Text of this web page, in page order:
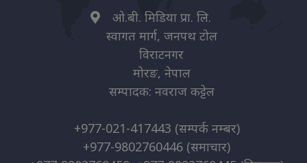
ओ.बी. मिडिया प्रा. लि.
स्वागत मार्ग, जनपथ टोल
विराटनगर
मोरङ, नेपाल
सम्पादक: नवराज कट्टेल
+977-021-417443 (सम्पर्क नम्बर)
+977-9802760446 (समाचार)